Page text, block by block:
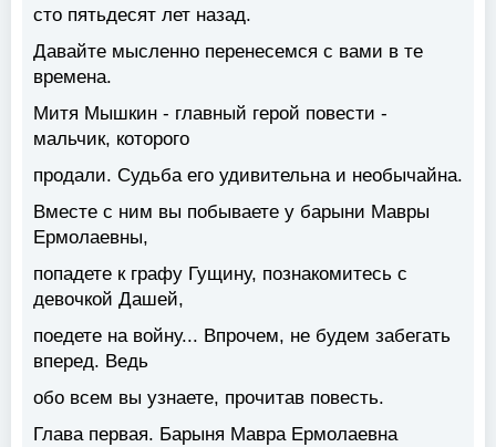
сто пятьдесят лет назад.
Давайте мысленно перенесемся с вами в те
времена.
Митя Мышкин - главный герой повести -
мальчик, которого
продали. Судьба его удивительна и необычайна.
Вместе с ним вы побываете у барыни Мавры
Ермолаевны,
попадете к графу Гущину, познакомитесь с
девочкой Дашей,
поедете на войну... Впрочем, не будем забегать
вперед. Ведь
обо всем вы узнаете, прочитав повесть.
Глава первая. Барыня Мавра Ермолаевна